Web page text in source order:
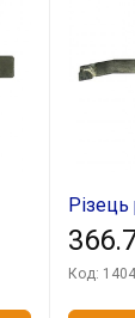
Різець
Код: